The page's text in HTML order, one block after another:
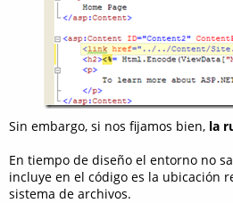
Sin embargo, si nos fijamos bien, la
En tiempo de diseño el entorno no
incluye en el código es la ubicación
sistema de archivos.